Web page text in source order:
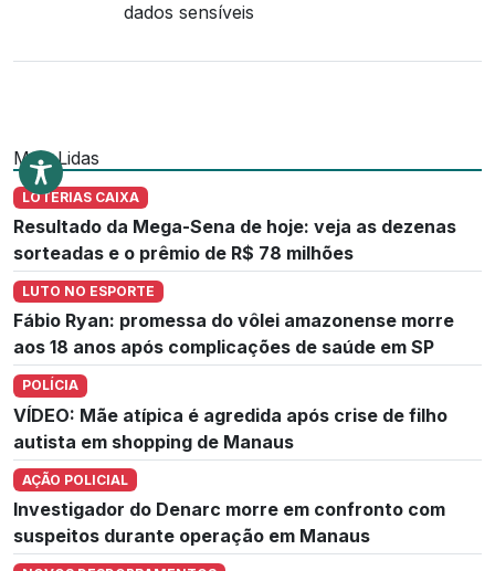
dados sensíveis
Mais Lidas
LOTERIAS CAIXA
Resultado da Mega-Sena de hoje: veja as dezenas
sorteadas e o prêmio de R$ 78 milhões
LUTO NO ESPORTE
Fábio Ryan: promessa do vôlei amazonense morre
aos 18 anos após complicações de saúde em SP
POLÍCIA
VÍDEO: Mãe atípica é agredida após crise de filho
autista em shopping de Manaus
AÇÃO POLICIAL
Investigador do Denarc morre em confronto com
suspeitos durante operação em Manaus